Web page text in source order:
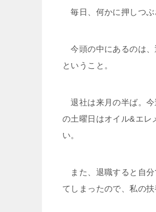
毎日、何かに押しつぶ
今頭の中にあるのは、
ということ。
退社は来月の半ば。今
の土曜日はオイル&エレ
い。
また、退職すると自分
てしまったので、私の